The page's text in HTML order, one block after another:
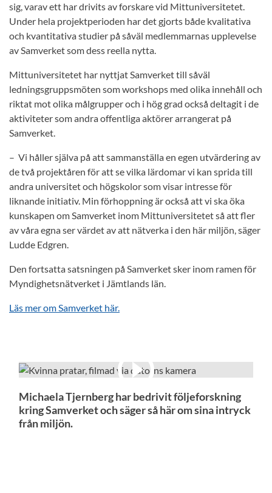
sig, varav ett har drivits av forskare vid Mittuniversitetet.
Under hela projektperioden har det gjorts både kvalitativa
och kvantitativa studier på såväl medlemmarnas upplevelse
av Samverket som dess reella nytta.
Mittuniversitetet har nyttjat Samverket till såväl
ledningsgruppsmöten som workshops med olika innehåll och
riktat mot olika målgrupper och i hög grad också deltagit i de
aktiviteter som andra offentliga aktörer arrangerat på
Samverket.
– Vi håller själva på att sammanställa en egen utvärdering av
de två projektåren för att se vilka lärdomar vi kan sprida till
andra universitet och högskolor som visar intresse för
liknande initiativ. Min förhoppning är också att vi ska öka
kunskapen om Samverket inom Mittuniversitetet så att fler
av våra egna ser värdet av att nätverka i den här miljön, säger
Ludde Edgren.
Den fortsatta satsningen på Samverket sker inom ramen för
Myndighetsnätverket i Jämtlands län.
Läs mer om Samverket här.
Michaela Tjernberg har bedrivit följeforskning
kring Samverket och säger så här om sina intryck
från miljön.